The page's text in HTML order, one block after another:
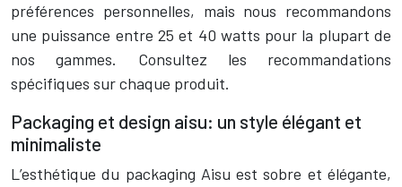
préférences personnelles, mais nous recommandons
une puissance entre 25 et 40 watts pour la plupart de
nos gammes. Consultez les recommandations
spécifiques sur chaque produit.
Packaging et design aisu: un style élégant et
minimaliste
L’esthétique du packaging Aisu est sobre et élégante,